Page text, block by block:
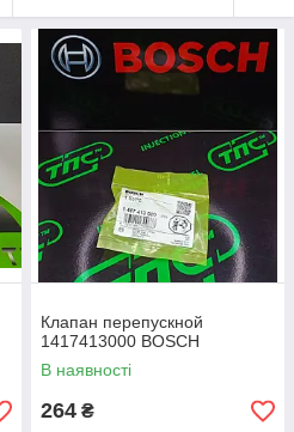
Клапан перепускной
1417413000 BOSCH
В наявності
264 ₴